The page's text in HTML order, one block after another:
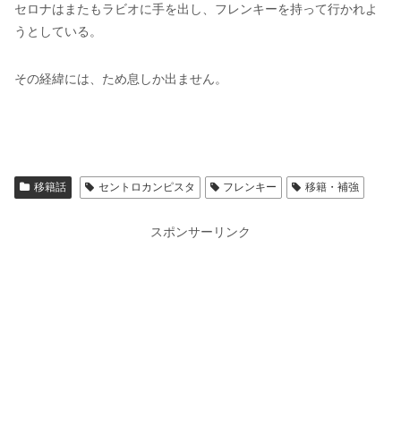
セロナはまたもラビオに手を出し、フレンキーを持って行かれよ
うとしている。
その経緯には、ため息しか出ません。
移籍話 セントロカンピスタ フレンキー 移籍・補強
スポンサーリンク